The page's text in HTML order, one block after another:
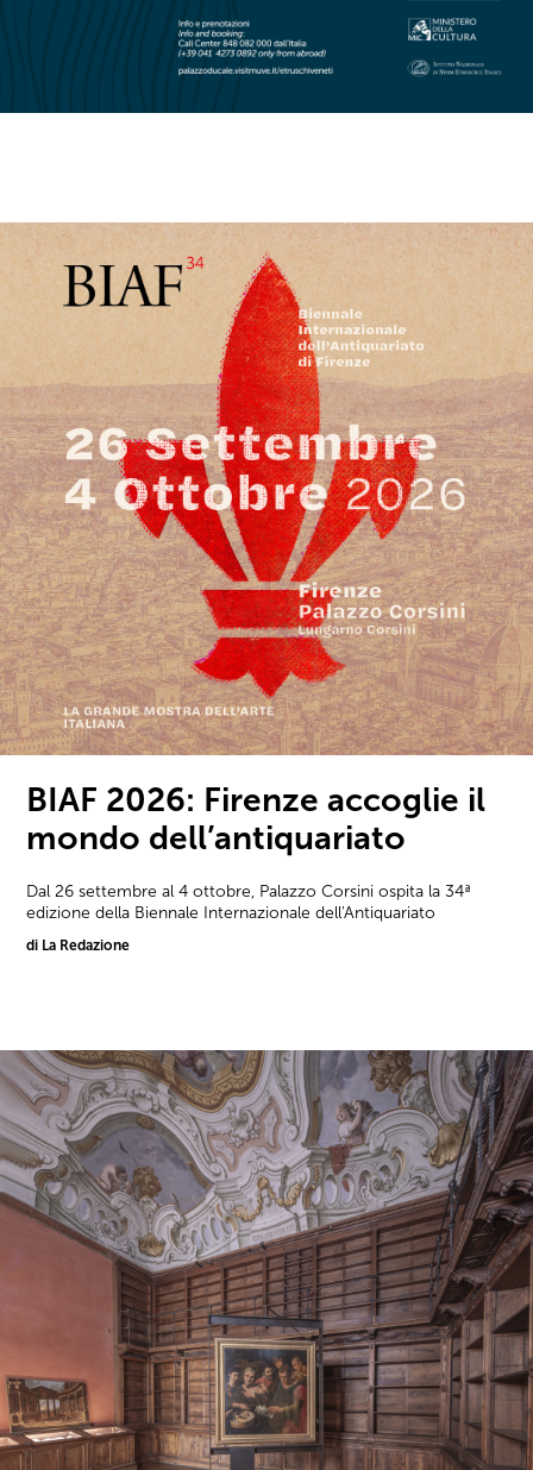
BIAF 2026: Firenze accoglie il
mondo dell’antiquariato
Dal 26 settembre al 4 ottobre, Palazzo Corsini ospita la 34ª
edizione della Biennale Internazionale dell'Antiquariato
di La Redazione